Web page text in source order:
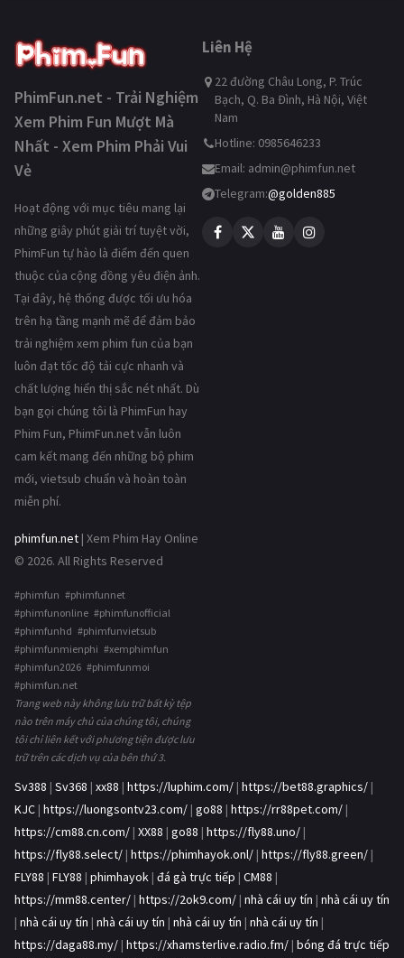
PhimFun.net - Trải Nghiệm
Xem Phim Fun Mượt Mà
Nhất - Xem Phim Phải Vui
Vẻ
Hoạt động với mục tiêu mang lại
những giây phút giải trí tuyệt vời,
PhimFun tự hào là điểm đến quen
thuộc của cộng đồng yêu điện ảnh.
Tại đây, hệ thống được tối ưu hóa
trên hạ tầng mạnh mẽ để đảm bảo
trải nghiệm xem phim fun của bạn
luôn đạt tốc độ tải cực nhanh và
chất lượng hiển thị sắc nét nhất. Dù
bạn gọi chúng tôi là PhimFun hay
Phim Fun, PhimFun.net vẫn luôn
cam kết mang đến những bộ phim
mới, vietsub chuẩn và hoàn toàn
miễn phí.
phimfun.net | Xem Phim Hay Online
© 2026. All Rights Reserved
#phimfun #phimfunnet
#phimfunonline #phimfunofficial
#phimfunhd #phimfunvietsub
#phimfunmienphi #xemphimfun
#phimfun2026 #phimfunmoi
#phimfun.net
Trang web này không lưu trữ bất kỳ tệp
nào trên máy chủ của chúng tôi, chúng
tôi chỉ liên kết với phương tiện được lưu
trữ trên các dịch vụ của bên thứ 3.
Liên Hệ
22 đường Châu Long, P. Trúc
Bạch, Q. Ba Đình, Hà Nội, Việt
Nam
Hotline: 0985646233
Email: admin@phimfun.net
Telegram:@golden885
Sv388 | Sv368 | xx88 | https://luphim.com/ | https://bet88.graphics/ |
KJC | https://luongsontv23.com/ | go88 | https://rr88pet.com/ |
https://cm88.cn.com/ | XX88 | go88 | https://fly88.uno/ |
https://fly88.select/ | https://phimhayok.onl/ | https://fly88.green/ |
FLY88 | FLY88 | phimhayok | đá gà trực tiếp | CM88 |
https://mm88.center/ | https://2ok9.com/ | nhà cái uy tín | nhà cái uy tín
| nhà cái uy tín | nhà cái uy tín | nhà cái uy tín | nhà cái uy tín |
https://daga88.my/ | https://xhamsterlive.radio.fm/ | bóng đá trực tiếp